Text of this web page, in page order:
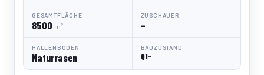
GESAMTFLÄCHE
8500 m²
ZUSCHAUER
–
HALLENBODEN
Naturrasen
BAUZUSTAND
Q1-